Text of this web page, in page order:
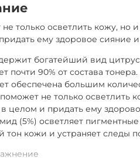
только осветлить кожу, но
ему здоровое сияние
богатейший вид
почти 90% от состава
обеспечена большим
не только осветлить
целом и придать ему
(5%) осветляет
тон кожи и устраняет следы